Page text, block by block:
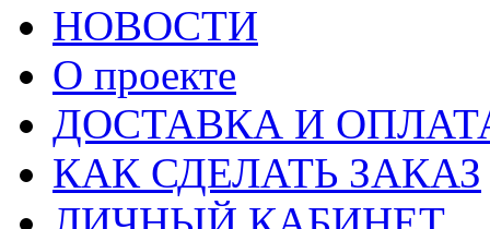
НОВОСТИ
О проекте
ДОСТАВКА И
КАК СДЕЛАТЬ ЗАКАЗ